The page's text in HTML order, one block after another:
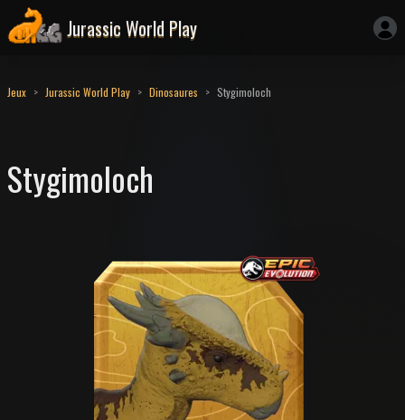
Jurassic World Play
Jeux Jurassic World Play Dinosaures Stygimoloch
Stygimoloch